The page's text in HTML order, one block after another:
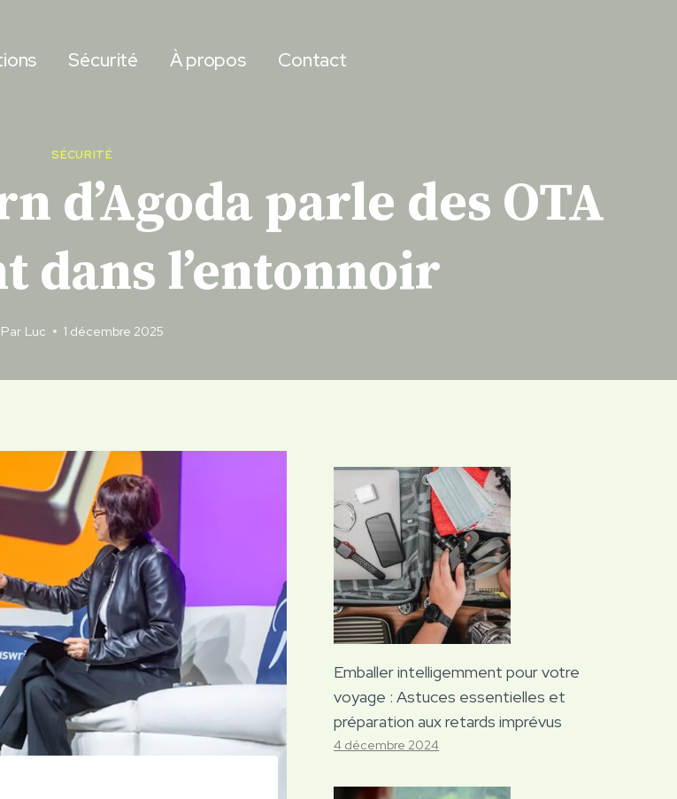
Sécurité À propos Contact
SÉCURITÉ
d’Agoda parle des OTA
dans l’entonnoir
Par Luc 1 décembre 2025
Emballer intelligemment pour votre
voyage : Astuces essentielles et
préparation aux retards imprévus
4 décembre 2024